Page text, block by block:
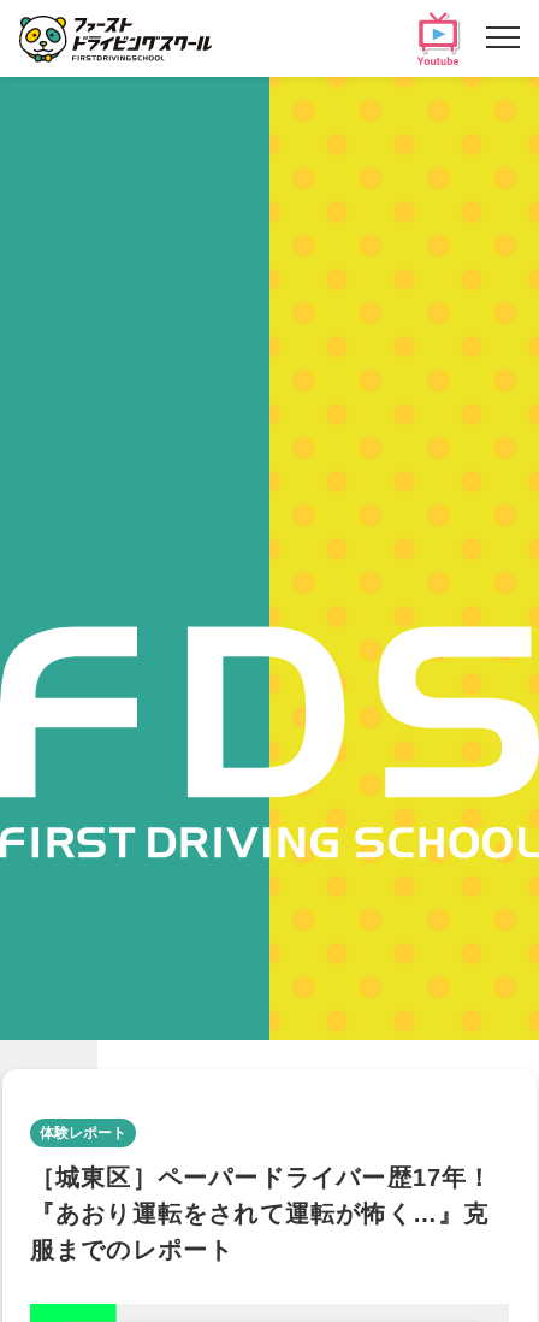
体験レポート
［城東区］ペーパードライバー歴17年！
『あおり運転をされて運転が怖く…』克
服までのレポート